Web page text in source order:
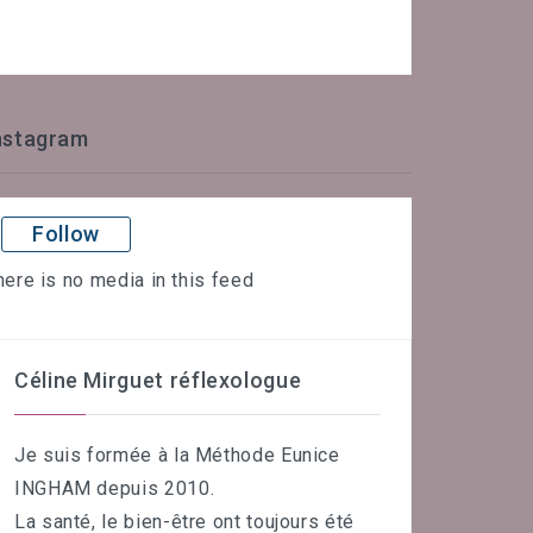
Follow
is no media in this feed
Céline Mirguet réflexologue
Je suis formée à la Méthode Eunice
INGHAM depuis 2010.
La santé, le bien-être ont toujours été